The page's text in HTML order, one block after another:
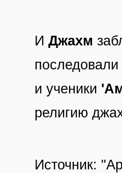
И Джахм
и ученики
религию
Источник: